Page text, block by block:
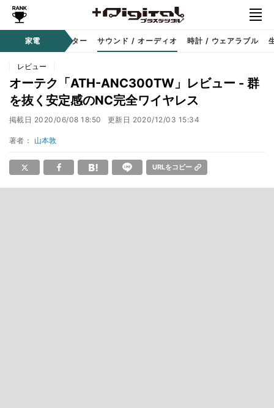
家電プロジェクター サウンド / オーディオ 時計 / ウェアラブル
レビュー
オーテク「ATH-ANC300TW」レビュー - 群
を抜く安定感のNC完全ワイヤレス
掲載日 2020/06/08 18:50 更新日 2020/12/03 15:34
著者： 山本敦
URLをコピー